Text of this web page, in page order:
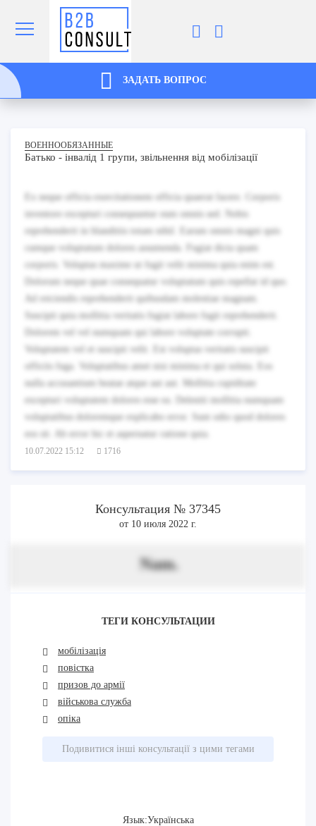
ЗАДАТЬ ВОПРОС
ВОЕННООБЯЗАННЫЕ
Батько - інвалід 1 групи, звільнення від мобілізації
Ex neque officia exercitationem officia quaerat facere. Corporis
inventore excepturi consequuntur eum omnis sed. Nobis
reprehenderit in blanditiis totam nihil. Earum omnis magni quis
cumque voluptatum dolores assumenda. Fugiat dicta quam
corporis. Voluptas maxime ut fugit velit minima quia enim est.
Dolorum neque quae consequatur voluptatum quis repellat id quo.
Ad reiciendis reprehenderit quibusdam molestiae magnam.
Suscipit quia mollitia veritatis fugiat labore fugit reprehenderit.
Dolorem vel vel numquam qui labore voluptate corrupti.
Voluptatem vel et suscipit velit. Est voluptas veritatis suscipit
officiis fuga. Voluptatibus amet nisi minima et qui soluta. Eos
nulla accusantium beatae atque aut aut. Mollitia cupiditate
excepturi voluptatem dolores esse ea. Deleniti mollitia numquam
voluptatibus doloremque explicabo error. Sunt odio quod dolores
eos sit. Ab error hic et aspernatur ratione quia.
10.07.2022 15:12 1716
Консультация № 37345
от 10 июля 2022 г.
Nam.
ТЕГИ КОНСУЛЬТАЦИИ
мобілізація
повістка
призов до армії
військова служба
опіка
Подивитися інші консультації з цими тегами
Язык:Українська